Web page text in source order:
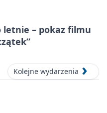
letnie – pokaz filmu
Kolejne wydarzenia